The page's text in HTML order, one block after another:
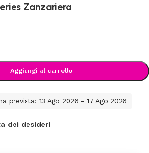
Zanzariera
Aggiungi al carrello
prevista: 13 Ago 2026 - 17 Ago 2026
dei desideri